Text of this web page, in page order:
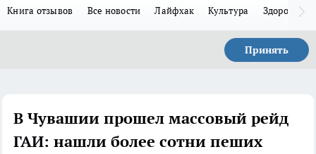
Книга отзывов Все новости Лайфхак Культура Здоровье
Принять
В Чувашии прошел массовый рейд
ГАИ: нашли более сотни пеших